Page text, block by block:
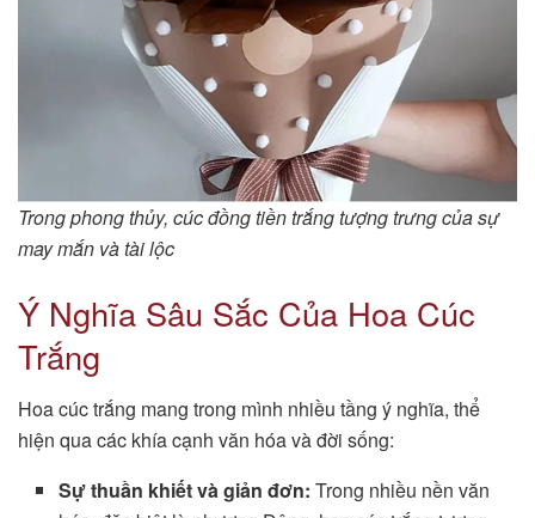
Trong phong thủy, cúc đồng tiền trắng tượng trưng của sự
may mắn và tài lộc
Ý Nghĩa Sâu Sắc Của Hoa Cúc
Trắng
Hoa cúc trắng mang trong mình nhiều tầng ý nghĩa, thể
hiện qua các khía cạnh văn hóa và đời sống:
Sự thuần khiết và giản đơn: Trong nhiều nền văn